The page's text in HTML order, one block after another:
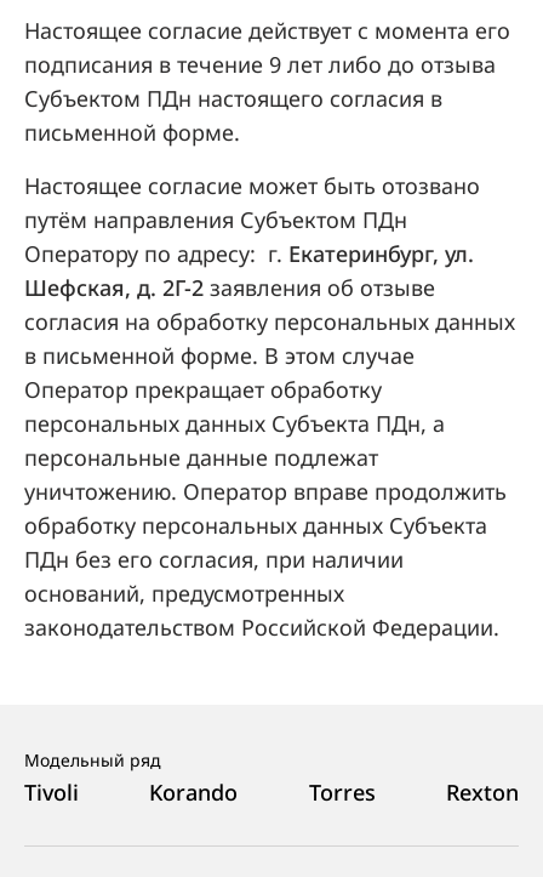
Настоящее согласие действует с момента его
подписания в течение 9 лет либо до отзыва
Субъектом ПДн настоящего согласия в
письменной форме.
Настоящее согласие может быть отозвано
путём направления Субъектом ПДн
Оператору по адресу: г. Екатеринбург, ул.
Шефская, д. 2Г-2 заявления об отзыве
согласия на обработку персональных данных
в письменной форме. В этом случае
Оператор прекращает обработку
персональных данных Субъекта ПДн, а
персональные данные подлежат
уничтожению. Оператор вправе продолжить
обработку персональных данных Субъекта
ПДн без его согласия, при наличии
оснований, предусмотренных
законодательством Российской Федерации.
Модельный ряд
Tivoli Korando Torres Rexton